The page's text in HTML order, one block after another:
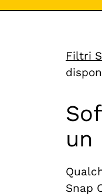
Filtri
un
Snap